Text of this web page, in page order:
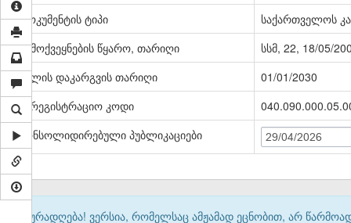
დოკუმენტის ტიპი
საქართველოს
გამოქვეყნების წყარო, თარიღი
სსმ, 22, 18/05/
ძალის დაკარგვის თარიღი
01/01/2030
სარეგისტრაციო კოდი
კონსოლიდირებული პუბლიკაციები
29/04/2026
ყურადღება! ვერსია, რომელსაც ამჟამად ეცნობით, არ